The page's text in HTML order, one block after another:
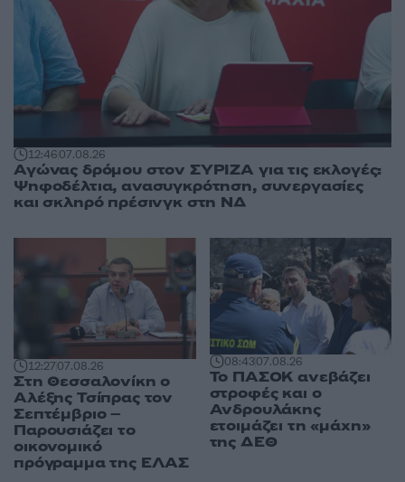
12:4607.08.26
Αγώνας δρόμου στον ΣΥΡΙΖΑ για τις εκλογές:
Ψηφοδέλτια, ανασυγκρότηση, συνεργασίες
και σκληρό πρέσινγκ στη ΝΔ
12:2707.08.26
Στη Θεσσαλονίκη ο
Αλέξης Τσίπρας τον
Σεπτέμβριο –
Παρουσιάζει το
οικονομικό
πρόγραμμα της ΕΛΑΣ
08:4307.08.26
Το ΠΑΣΟΚ ανεβάζει
στροφές και ο
Ανδρουλάκης
ετοιμάζει τη «μάχη»
της ΔΕΘ